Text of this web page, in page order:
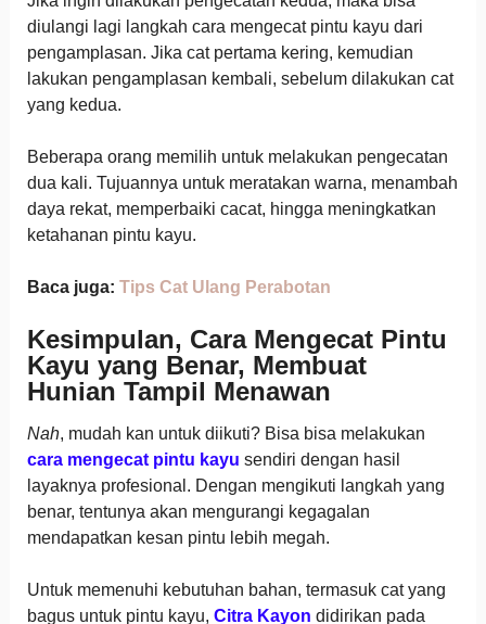
diulangi lagi langkah cara mengecat pintu kayu dari
pengamplasan. Jika cat pertama kering, kemudian
lakukan pengamplasan kembali, sebelum dilakukan cat
yang kedua.
Beberapa orang memilih untuk melakukan pengecatan
dua kali. Tujuannya untuk meratakan warna, menambah
daya rekat, memperbaiki cacat, hingga meningkatkan
ketahanan pintu kayu.
Baca juga: Tips Cat Ulang Perabotan
Kesimpulan, Cara Mengecat Pintu
Kayu yang Benar, Membuat
Hunian Tampil Menawan
Nah, mudah kan untuk diikuti? Bisa bisa melakukan
cara mengecat pintu kayu sendiri dengan hasil
layaknya profesional. Dengan mengikuti langkah yang
benar, tentunya akan mengurangi kegagalan
mendapatkan kesan pintu lebih megah.
Untuk memenuhi kebutuhan bahan, termasuk cat yang
bagus untuk pintu kayu, Citra Kayon didirikan pada